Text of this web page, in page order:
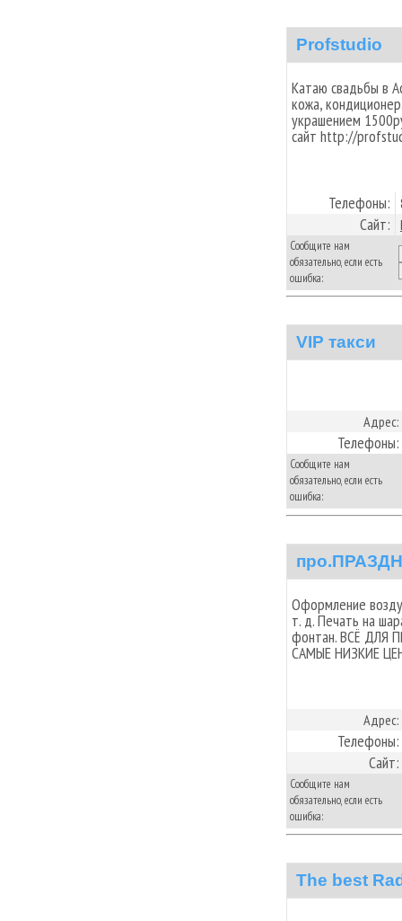
Profstudio
Катаю свадьбы в
кожа,
украшением
сайт http://
Телефоны:
Сайт:
Сообщите нам
обязательно, если есть
ошибка:
VIP такси
Адрес:
Телефоны:
Сообщите нам
обязательно, если есть
ошибка:
Оформление
т. д. Печать на
фонтан. ВСЁ ДЛЯ
САМЫЕ НИЗКИЕ
Адрес:
Телефоны:
Сайт:
Сообщите нам
обязательно, если есть
ошибка:
The best